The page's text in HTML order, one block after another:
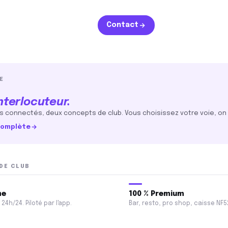
shop, caisse NF525.
Contact
connectés, deux concepts de club. Vous choisissez votre voie,
CLUB
24. Piloté par l'app.
100 % Premium
Bar, resto, pro shop, caisse